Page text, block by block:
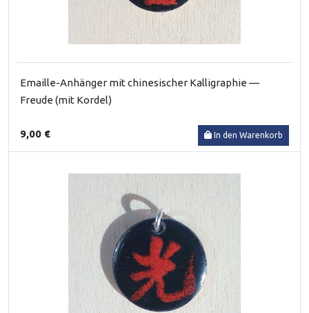
Emaille-Anhänger mit chinesischer Kalligraphie —
Freude (mit Kordel)
9,00 € In den Warenkorb